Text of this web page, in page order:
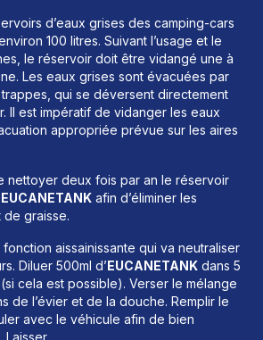
d’eaux grises des camping-cars
100 litres. Suivant l’usage et le
le réservoir doit être vidangé une à
Les eaux grises sont évacuées par
qui se déversent directement
Il est impératif de vidanger les eaux
appropriée prévue sur les aires
nettoyer deux fois par an le réservoir
EUCANETANK afin d’éliminer les
graisse.
aissainissante qui va neutraliser
Diluer 500ml d’ EUCANETANK dans 5
(si cela est possible). Verser le mélange
de l’évier et de la douche. Remplir le
avec le véhicule afin de bien